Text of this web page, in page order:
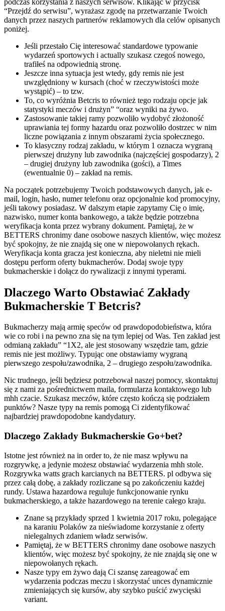
“Przejdź do serwisu”, wyrażasz zgodę na przetwarzanie Twoich
danych przez naszych partnerów reklamowych dla celów opisanych
poniżej.
Jeśli przestało Cię interesować standardowe typowanie
wydarzeń sportowych i actually szukasz czegoś nowego,
trafiłeś na odpowiednią stronę.
Jeszcze inna sytuacja jest wtedy, gdy remis nie jest
uwzględniony w kursach (choć w rzeczywistości może
wystąpić) – to tzw.
To, co wyróżnia Betcris to również tego rodzaju opcje jak
statystyki meczów i drużyn” “oraz wyniki na żywo.
Zastosowanie takiej ramy pozwoliło wydobyć złożoność
uprawiania tej formy hazardu oraz pozwoliło dostrzec w nim
liczne powiązania z innym obszarami życia społecznego.
To klasyczny rodzaj zakładu, w którym 1 oznacza wygraną
pierwszej drużyny lub zawodnika (najczęściej gospodarzy), 2
– drugiej drużyny lub zawodnika (gości), a Times
(ewentualnie 0) – zakład na remis.
Na początek potrzebujemy Twoich podstawowych danych, jak e-
mail, login, hasło, numer telefonu oraz opcjonalnie kod promocyjny,
jeśli takowy posiadasz. W dalszym etapie zapytamy Cię o imię,
nazwisko, numer konta bankowego, a także będzie potrzebna
weryfikacja konta przez wybrany dokument. Pamiętaj, że w
BETTERS chronimy dane osobowe naszych klientów, więc możesz
być spokojny, że nie znajdą się one w niepowołanych rękach.
Weryfikacja konta gracza jest konieczna, aby nieletni nie mieli
dostępu perform oferty bukmacherów. Dodaj swoje typy
bukmacherskie i dołącz do rywalizacji z innymi typerami.
Dlaczego Warto Obstawiać Zakłady
Bukmacherskie T Betcris?
Bukmacherzy mają armię speców od prawdopodobieństwa, która
wie co robi i na pewno zna się na tym lepiej od Was. Ten zakład jest
odmianą zakładu” “1X2, ale jest stosowany wszędzie tam, gdzie
remis nie jest możliwy. Typując one obstawiamy wygraną
pierwszego zespołu/zawodnika, 2 – drugiego zespołu/zawodnika.
Nic trudnego, jeśli będziesz potrzebował naszej pomocy, skontaktuj
się z nami za pośrednictwem maila, formularza kontaktowego lub
mhh czacie. Szukasz meczów, które często kończą się podziałem
punktów? Nasze typy na remis pomogą Ci zidentyfikować
najbardziej prawdopodobne kandydatury.
Dlaczego Zakłady Bukmacherskie Go+bet?
Istotne jest również na in order to, że nie masz wpływu na
rozgrywkę, a jedynie możesz obstawiać wydarzenia mhh stole.
Rozgrywka watts grach karcianych na BETTERS. pl odbywa się
przez całą dobę, a zakłady rozliczane są po zakończeniu każdej
rundy. Ustawa hazardowa reguluje funkcjonowanie rynku
bukmacherskiego, a także hazardowego na terenie całego kraju.
Znane są przykłady sprzed 1 kwietnia 2017 roku, polegające
na karaniu Polaków za nieświadome korzystanie z oferty
nielegalnych zdaniem władz serwisów.
Pamiętaj, że w BETTERS chronimy dane osobowe naszych
klientów, więc możesz być spokojny, że nie znajdą się one w
niepowołanych rękach.
Nasze typy em żywo dają Ci szansę zareagować em
wydarzenia podczas meczu i skorzystać unces dynamicznie
zmieniających się kursów, aby szybko puścić zwycięski
variant.